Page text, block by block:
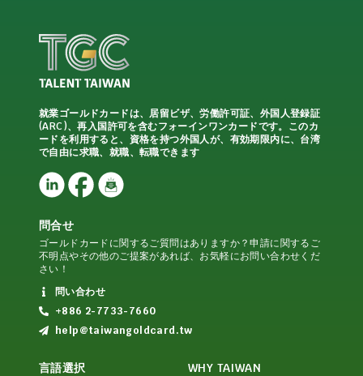
就業ゴールドカードは、居留ビザ、労働許可証、外国人登録証
(ARC)、再入国許可を含むフォーインワンカードです。このカ
ードを利用すると、資格を持つ外国人が、有効期限内に、台湾
で自由に求職、就職、転職できます
問合せ
ゴールドカードに関するご質問はありますか？申請に関するご
不明点やその他のご提案があれば、お気軽にお問い合わせくだ
さい！
問い合わせ
+886 2-7733-7660
help@taiwangoldcard.tw
言語選択 WHY TAIWAN